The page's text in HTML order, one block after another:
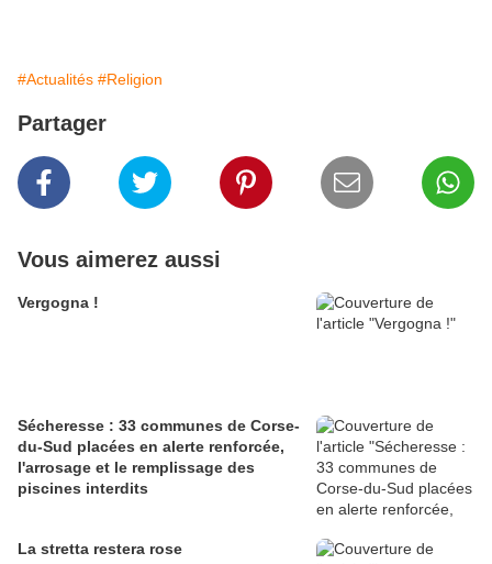
#Actualités #Religion
Partager
Vous aimerez aussi
Vergogna !
Sécheresse : 33 communes de Corse-
du-Sud placées en alerte renforcée,
l'arrosage et le remplissage des
piscines interdits
La stretta restera rose